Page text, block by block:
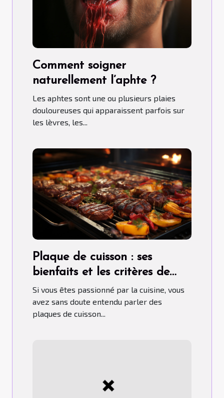
Comment soigner
naturellement l’aphte ?
Les aphtes sont une ou plusieurs plaies
douloureuses qui apparaissent parfois sur
les lèvres, les...
Plaque de cuisson : ses
bienfaits et les critères de
choix pour un bon usage
Si vous êtes passionné par la cuisine, vous
avez sans doute entendu parler des
plaques de cuisson...